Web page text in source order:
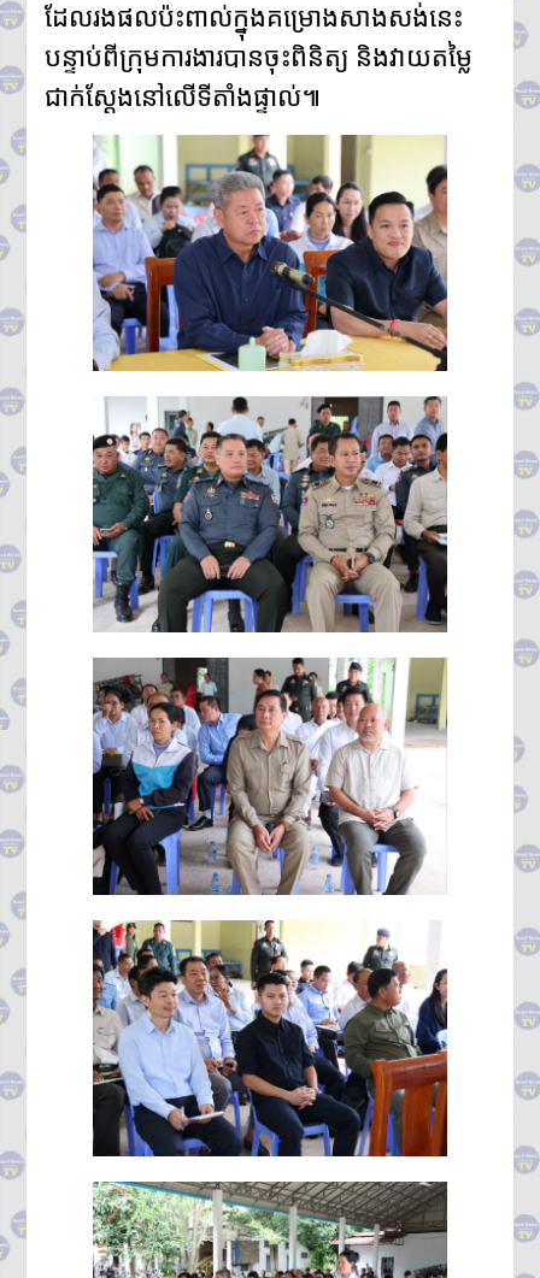
ដែលរងផលប៉ះពាល់ក្នុងគម្រោងសាងសង់នេះ
បន្ទាប់ពីក្រុមការងារបានចុះពិនិត្យ និងវាយតម្លៃ
ជាក់ស្ដែងនៅលើទីតាំងផ្ទាល់៕